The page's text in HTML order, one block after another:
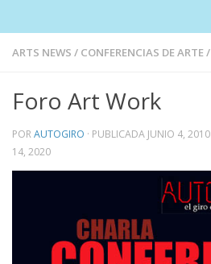
ARTS NEWS / CONFERENCIAS DE ARTE/
Foro Art Work
PORAUTOGIRO · PUBLICADA JUNIO 4, 2010
14, 2020